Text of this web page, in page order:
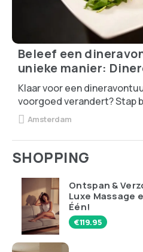
Beleef een
unieke manier:
Klaar voor een
voorgoed verandert? Stap
Amsterdam
SHOPPING
Ontspan &
Luxe Massage
Één!
€119.95